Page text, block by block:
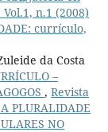
n.1 (2008)
currículo,
da Costa
–
, Revista
PLURALIDADE
NO